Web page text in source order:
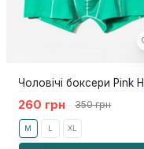
260 грн 350 грн
M L XL